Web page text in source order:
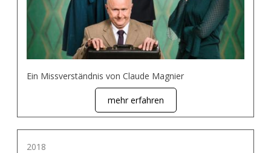
Ein Missverständnis von Claude Magnier
mehr erfahren
2018